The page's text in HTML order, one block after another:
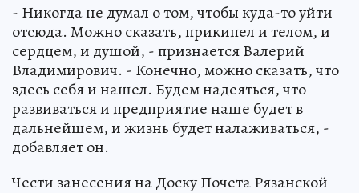
- Никогда не думал о том, чтобы куда-то уйти
отсюда. Можно сказать, прикипел и телом, и
сердцем, и душой, - признается Валерий
Владимирович. - Конечно, можно сказать, что
здесь себя и нашел. Будем надеяться, что
развиваться и предприятие наше будет в
дальнейшем, и жизнь будет налаживаться, -
добавляет он.
Чести занесения на Доску Почета Рязанской